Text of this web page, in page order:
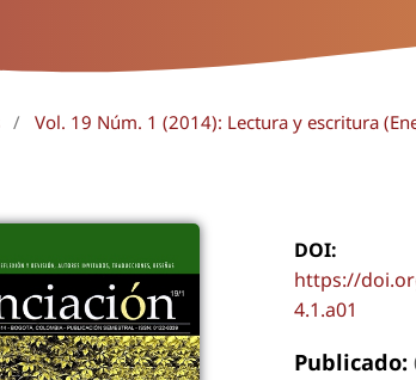
/ Vol. 19 Núm. 1 (2014): Lectura y escritura
DOI:
https://
4.1.a01
Publicado: